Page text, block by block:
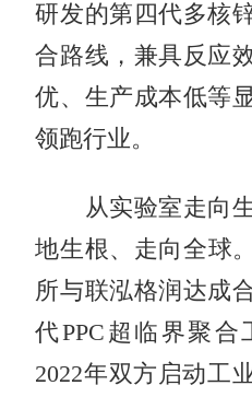
研发的第四代多核
合路线，兼具反应
优、生产成本低等
领跑行业。
从实验室走向生
地生根、走向全球
所与联泓格润达成
代PPC超临界聚合
2022年双方启动工